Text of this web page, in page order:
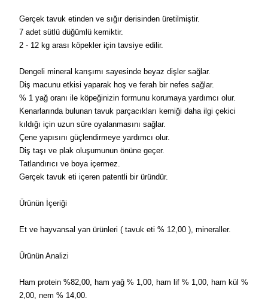
Gerçek tavuk etinden ve sığır derisinden üretilmiştir.
7 adet sütlü düğümlü kemiktir.
2 - 12 kg arası köpekler için tavsiye edilir.
Dengeli mineral karışımı sayesinde beyaz dişler sağlar.
Diş macunu etkisi yaparak hoş ve ferah bir nefes sağlar.
% 1 yağ oranı ile köpeğinizin formunu korumaya yardımcı olur.
Kenarlarında bulunan tavuk parçacıkları kemiği daha ilgi çekici
kıldığı için uzun süre oyalanmasını sağlar.
Çene yapısını güçlendirmeye yardımcı olur.
Diş taşı ve plak oluşumunun önüne geçer.
Tatlandırıcı ve boya içermez.
Gerçek tavuk eti içeren patentli bir üründür.
Ürünün İçeriği
Et ve hayvansal yan ürünleri ( tavuk eti % 12,00 ), mineraller.
Ürünün Analizi
Ham protein %82,00, ham yağ % 1,00, ham lif % 1,00, ham kül %
2,00, nem % 14,00.